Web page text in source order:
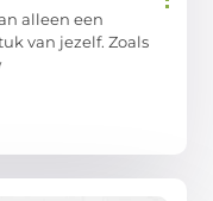
alleen een
van jezelf. Zoals